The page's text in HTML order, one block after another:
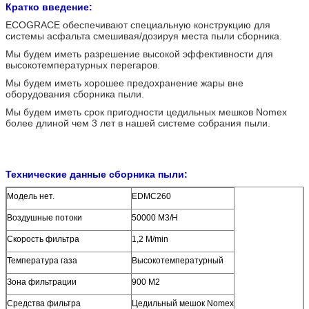
Кратко введение:
ECOGRACE обеспечивают специальную конструкцию для
системы асфальта смешивая/дозируя места пыли сборника.
Мы будем иметь разрешение высокой эффективности для
высокотемпературных перегаров.
Мы будем иметь хорошее предохранение жары вне
оборудования сборника пыли.
Мы будем иметь срок пригодности цедильных мешков Nomex
более длиной чем 3 лет в нашей системе собрания пыли.
Технические данные сборника пыли:
Модель нет. EDMC260
Воздушные потоки 50000 M3/H
Скорость фильтра 1,2 M/min
Температура газа Высокотемпературный
Зона фильтрации 900 M2
Средства фильтра Цедильный мешок Nomex